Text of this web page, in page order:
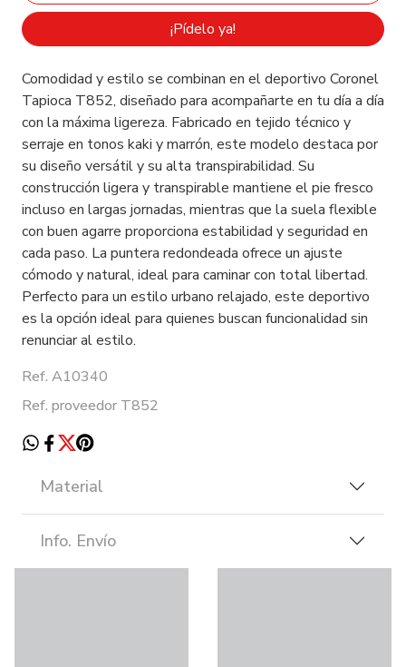
¡Pídelo ya!
Comodidad y estilo se combinan en el deportivo Coronel
Tapioca T852, diseñado para acompañarte en tu día a día
con la máxima ligereza. Fabricado en tejido técnico y
serraje en tonos kaki y marrón, este modelo destaca por
su diseño versátil y su alta transpirabilidad. Su
construcción ligera y transpirable mantiene el pie fresco
incluso en largas jornadas, mientras que la suela flexible
con buen agarre proporciona estabilidad y seguridad en
cada paso. La puntera redondeada ofrece un ajuste
cómodo y natural, ideal para caminar con total libertad.
Perfecto para un estilo urbano relajado, este deportivo
es la opción ideal para quienes buscan funcionalidad sin
renunciar al estilo.
Ref. A10340
Ref. proveedor T852
Material
Info. Envío